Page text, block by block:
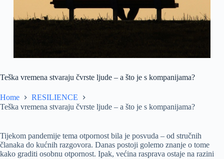
Teška vremena stvaraju čvrste ljude – a što je s kompanijama?
Home
RESILIENCE
Teška vremena stvaraju čvrste ljude – a što je s kompanijama?
Tijekom pandemije tema otpornost bila je posvuda – od stručnih
članaka do kućnih razgovora. Danas postoji golemo znanje o tome
kako graditi osobnu otpornost. Ipak, većina rasprava ostaje na razini